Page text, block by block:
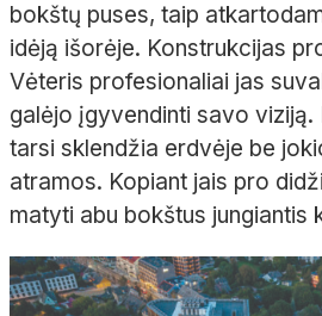
bokštų puses, taip
idėją išorėje. Konstrukcijas
Vėteris profesionaliai jas
galėjo įgyvendinti savo viziją.
tarsi sklendžia erdvėje be
atramos. Kopiant jais pro
matyti abu bokštus jungiantis